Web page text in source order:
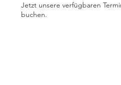
Jetzt unsere verfügbaren
buchen.